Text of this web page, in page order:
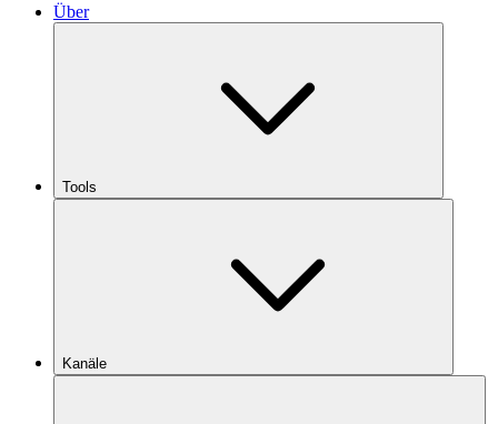
Über
Tools
Kanäle